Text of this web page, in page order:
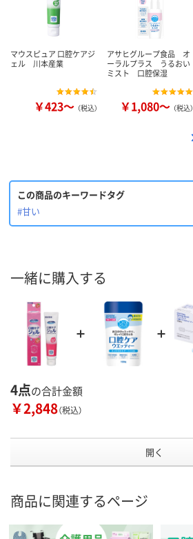
マウスピュア 口腔ケアジ
ェル 川本産業
￥423～ （税込）
アサヒグループ食品 オ
ーラルプラス うるおい
ミスト 口腔保湿
￥1,080～ （税込）
この商品のキーワードタグ
#甘い
一緒に購入する
4点の合計金額
￥2,848（税込）
開く
商品に関連するページ